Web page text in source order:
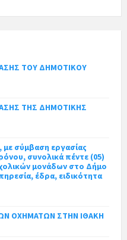
ΤΟΥ ΔΗΜΟΤΙΚΟΥ
ΤΗΣ ΔΗΜΟΤΙΚΗΣ
σύμβαση εργασίας
συνολικά πέντε (05)
μονάδων στο Δήμο
έδρα, ειδικότητα
ΟΧΗΜΑΤΩΝ ΣΤΗΝ ΙΘΑΚΗ